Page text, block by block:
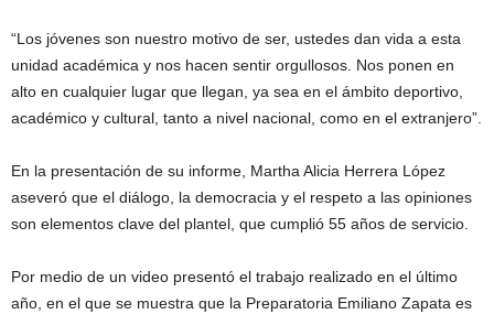
“Los jóvenes son nuestro motivo de ser, ustedes dan vida a esta
unidad académica y nos hacen sentir orgullosos. Nos ponen en
alto en cualquier lugar que llegan, ya sea en el ámbito deportivo,
académico y cultural, tanto a nivel nacional, como en el extranjero”.
En la presentación de su informe, Martha Alicia Herrera López
aseveró que el diálogo, la democracia y el respeto a las opiniones
son elementos clave del plantel, que cumplió 55 años de servicio.
Por medio de un video presentó el trabajo realizado en el último
año, en el que se muestra que la Preparatoria Emiliano Zapata es